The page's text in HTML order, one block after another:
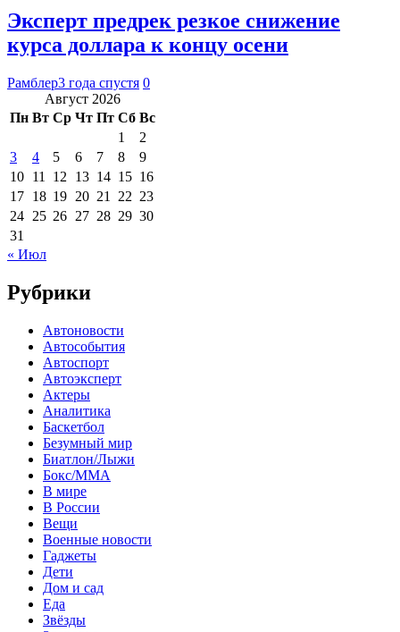
Эксперт предрек резкое снижение
курса доллара к концу осени
Рамблер3 года спустя 0
Август 2026
Пн Вт Ср Чт Пт Сб Вс
1
2
3
4 5 6 7 8
9
10 11 12 13 14 15 16
17 18 19 20 21 22 23
24 25 26 27 28 29 30
31
« Июл
Рубрики
Автоновости
Автособытия
Автоспорт
Автоэксперт
Актеры
Аналитика
Баскетбол
Безумный мир
Биатлон/Лыжи
Бокс/MMA
В мире
В России
Вещи
Военные новости
Гаджеты
Дети
Дом и сад
Еда
Звёзды